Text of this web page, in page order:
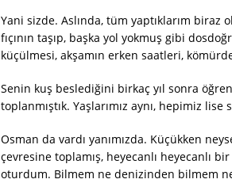
Yani sizde. Aslında, tüm yaptıklarım
fıçının taşıp, başka yol yokmuş gibi
küçülmesi, akşamın erken saatleri,
Senin kuş beslediğini birkaç yıl sonra
toplanmıştık. Yaşlarımız aynı, hepimiz
Osman da vardı yanımızda. Küçükken
çevresine toplamış, heyecanlı heyecanlı
oturdum. Bilmem ne denizinden bilmem